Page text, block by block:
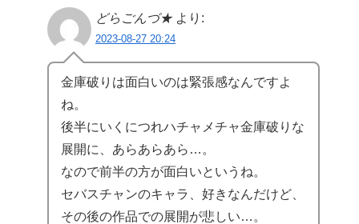
どらごんづ★ より:
2023-08-27 20:24
金庫破りは面白いのは緊張感なんですよ
ね。
後半にいくにつれハチャメチャ金庫破りな
展開に、あらあらあら…。
なので前半の方が面白いというね。
セバスチャンのキャラ、好きなんだけど、
その後の作品での展開が悲しい…。